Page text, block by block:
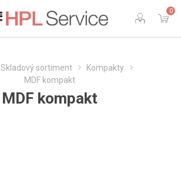
0
Skladový sortiment
Kompakty
MDF kompakt
MDF kompakt